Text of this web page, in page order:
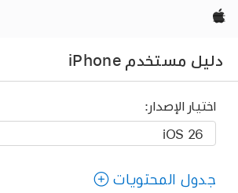
Apple‏
دليل مستخدم iPhone
اختيار الإصدار:
جدول المحتويات